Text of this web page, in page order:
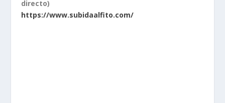
directo)
https://www.subidaalfito.com/